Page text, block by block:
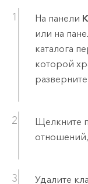
На панели
или на
каталога
которой
Щелкните
Удалите